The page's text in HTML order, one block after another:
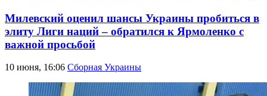
Милевский оценил шансы Украины пробиться в
элиту Лиги наций – обратился к Ярмоленко с
важной просьбой
10 июня, 16:06 Сборная Украины